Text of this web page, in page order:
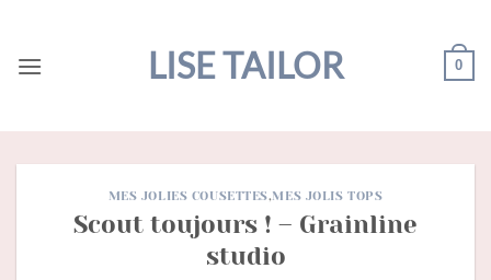
contenu
LISE TAILOR 0
MES JOLIES COUSETTES,MES JOLIS TOPS
Scout toujours ! – Grainline
studio